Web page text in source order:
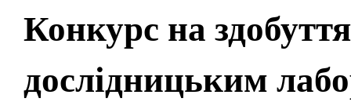
Конкурс на
дослідницьким